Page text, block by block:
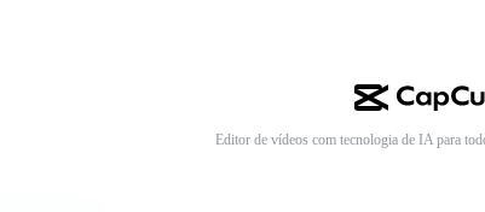
Editor de vídeos com tecnologia de IA para